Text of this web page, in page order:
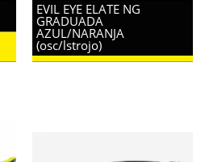
EVIL EYE ELATE NG
GRADUADA
AZUL/NARANJA
(osc/lstrojo)